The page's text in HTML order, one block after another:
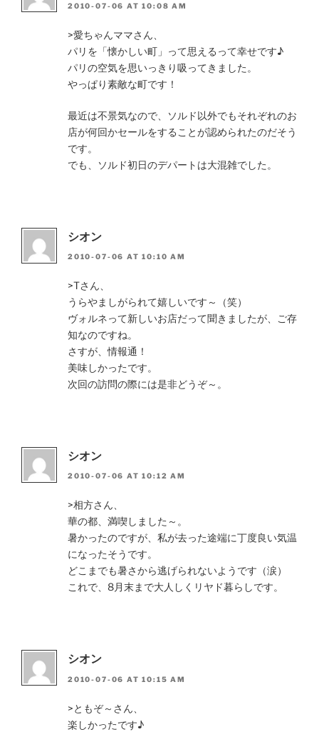
2010-07-06 AT 10:08 AM
>愛ちゃんママさん、
パリを「懐かしい町」って思えるって幸せです♪
パリの空気を思いっきり吸ってきました。
やっぱり素敵な町です！
最近は不景気なので、ソルド以外でもそれぞれのお
店が何回かセールをすることが認められたのだそう
です。
でも、ソルド初日のデパートは大混雑でした。
シオン
2010-07-06 AT 10:10 AM
>Tさん、
うらやましがられて嬉しいです～（笑）
ヴォルネって新しいお店だって聞きましたが、ご存
知なのですね。
さすが、情報通！
美味しかったです。
次回の訪問の際には是非どうぞ～。
シオン
2010-07-06 AT 10:12 AM
>相方さん、
華の都、満喫しました～。
暑かったのですが、私が去った途端に丁度良い気温
になったそうです。
どこまでも暑さから逃げられないようです（涙）
これで、8月末まで大人しくリヤド暮らしです。
シオン
2010-07-06 AT 10:15 AM
>ともぞ～さん、
楽しかったです♪